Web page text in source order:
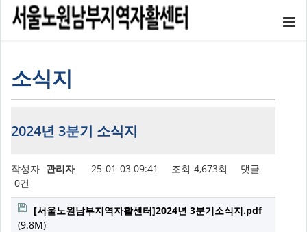
소식지
2024년 3분기 소식지
작성자 관리자 25-01-03 09:41 조회 4,673회
댓글
0건
[서울노원남부지역자활센터]2024년 3분기소식지.pdf
(9.8M)